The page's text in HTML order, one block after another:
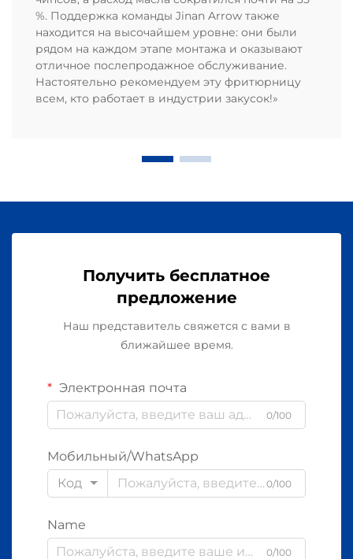
%. Поддержка команды Jinan Arrow также
находится на высочайшем уровне: они были
рядом на каждом этапе монтажа и оказывают
отличное послепродажное обслуживание.
Настоятельно рекомендуем эту фритюрницу
всем, кто работает в индустрии закусок!»
Получить бесплатное
предложение
Наш представитель свяжется с вами в
ближайшее время.
Электронная почта
0/100
Мобильный/WhatsApp
Код
0/100
Name
0/100